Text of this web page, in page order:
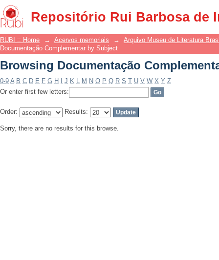
Repositório Rui Barbosa de
Browsing Documentação
RUBI :: Home → Acervos memoriais →
Arquivo Museu de Literatura
Documentação Complementar by Subject
Browsing Documentação
0-9 A B C D E F G H J K L M N O P Q R S T U V W X Y Z
Or enter first few letters:
Order: Results:
Sorry, there are no results for this browse.